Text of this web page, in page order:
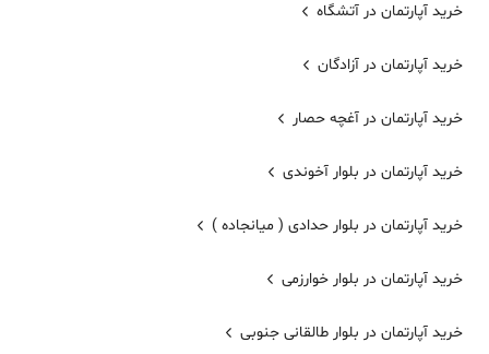
خرید آپارتمان در آتشگاه
خرید آپارتمان در آزادگان
خرید آپارتمان در آغچه حصار
خرید آپارتمان در بلوار آخوندی
خرید آپارتمان در بلوار حدادی ( میانجاده )
خرید آپارتمان در بلوار خوارزمی
خرید آپارتمان در بلوار طالقانی جنوبی